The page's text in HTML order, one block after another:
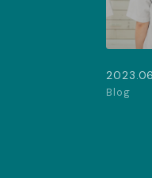
Blog